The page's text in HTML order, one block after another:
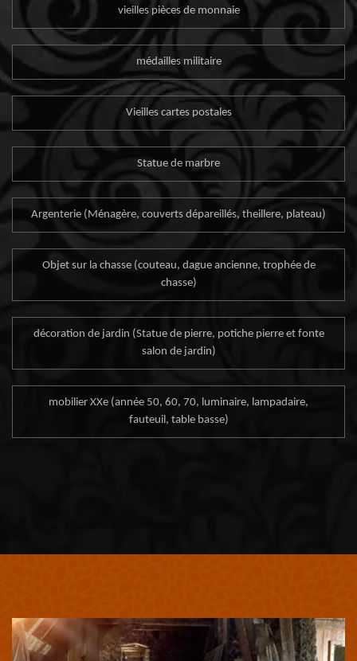
vieilles pièces de monnaie
médailles militaire
Vieilles cartes postales
Statue de marbre
Argenterie (Ménagère, couverts dépareillés, theillere, plateau)
Objet sur la chasse (couteau, dague ancienne, trophée de
chasse)
décoration de jardin (Statue de pierre, potiche pierre et fonte
salon de jardin)
mobilier XXe (année 50, 60, 70, luminaire, lampadaire,
fauteuil, table basse)